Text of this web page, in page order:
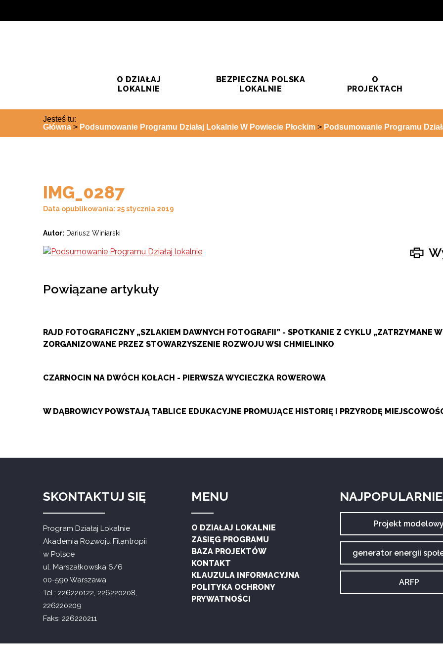
O DZIAŁAJ
LOKALNIE
BEZPIECZNA POLSKA
LOKALNIE
O
PROJEKTACH
Jesteś tu:
Główna > Podsumowanie Programu Działaj Lokalnie W Powiecie Płockim > Podsumowanie Programu
IMG_0287
Data opublikowania: 25 stycznia 2019
Autor: Dariusz Winiarski
Powiązane artykuły
RAJD FOTOGRAFICZNY „SZLAKIEM DAWNYCH FOTOGRAFII” - SPOTKANIE Z CYKLU „ZATRZYMANE
ZORGANIZOWANE PRZEZ STOWARZYSZENIE ROZWOJU WSI CHMIELINKO
CZARNOCIN NA DWÓCH KOŁACH - PIERWSZA WYCIECZKA ROWEROWA
W DĄBROWICY POWSTAJĄ TABLICE EDUKACYJNE PROMUJĄCE HISTORIĘ I PRZYRODĘ
SKONTAKTUJ SIĘ
Program Działaj Lokalnie
Akademia Rozwoju Filantropii
w Polsce
ul. Marszałkowska 6/6
00-590 Warszawa
Tel.: 226220122, 226220208,
226220209
Faks: 226220211
MENU
O DZIAŁAJ LOKALNIE
ZASIĘG PROGRAMU
BAZA PROJEKTÓW
KONTAKT
KLAUZULA INFORMACYJNA
POLITYKA OCHRONY
PRYWATNOŚCI
Archiwum
tagu:
Projekt modelowy
Archiwum
tagu:
generator energii
Archiwum
tagu:
ARFP